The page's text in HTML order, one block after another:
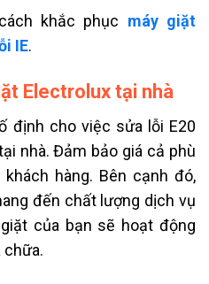
khắc phục máy giặt
IE.
Electrolux tại nhà
định cho việc sửa lỗi E20
nhà. Đảm bảo giá cả phù
hàng. Bên cạnh đó,
đến chất lượng dịch vụ
của bạn sẽ hoạt động